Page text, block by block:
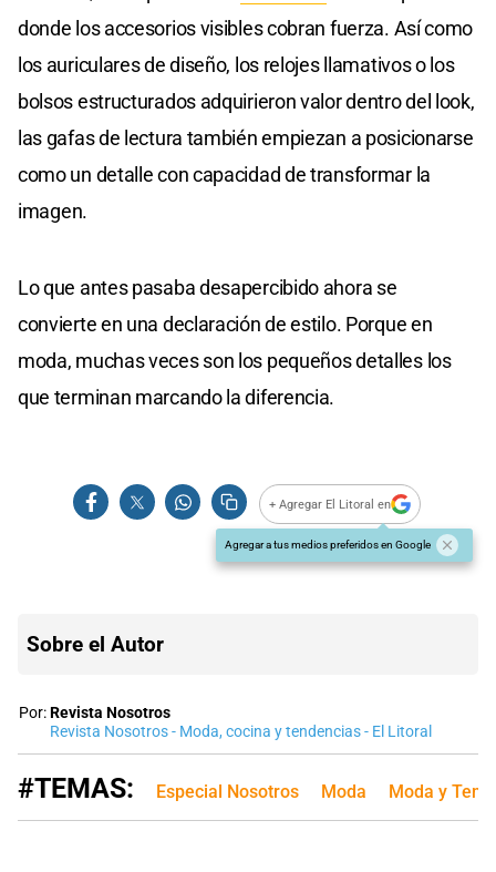
donde los accesorios visibles cobran fuerza. Así como
los auriculares de diseño, los relojes llamativos o los
bolsos estructurados adquirieron valor dentro del look,
las gafas de lectura también empiezan a posicionarse
como un detalle con capacidad de transformar la
imagen.
Lo que antes pasaba desapercibido ahora se
convierte en una declaración de estilo. Porque en
moda, muchas veces son los pequeños detalles los
que terminan marcando la diferencia.
+ Agregar El Litoral en
Agregar a tus medios preferidos en Google
Sobre el Autor
Por:Revista Nosotros
Revista Nosotros - Moda, cocina y tendencias - El Litoral
#TEMAS: Especial Nosotros Moda Moda y